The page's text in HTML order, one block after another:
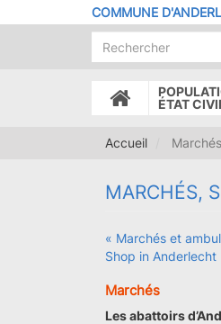
au
COMMUNE
ACCUEILÉTAT
Accueil
MARCHÉS,
« Marchés et
Shop in
Marchés
Les abattoirs